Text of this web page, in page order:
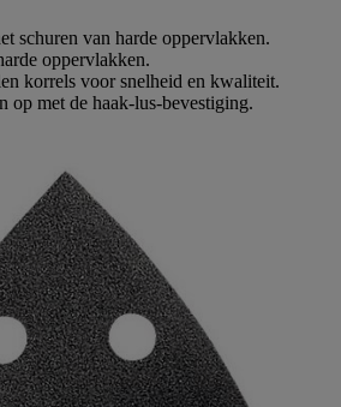
schuren van harde oppervlakken.
oppervlakken.
korrels voor snelheid en kwaliteit.
op met de haak-lus-bevestiging.